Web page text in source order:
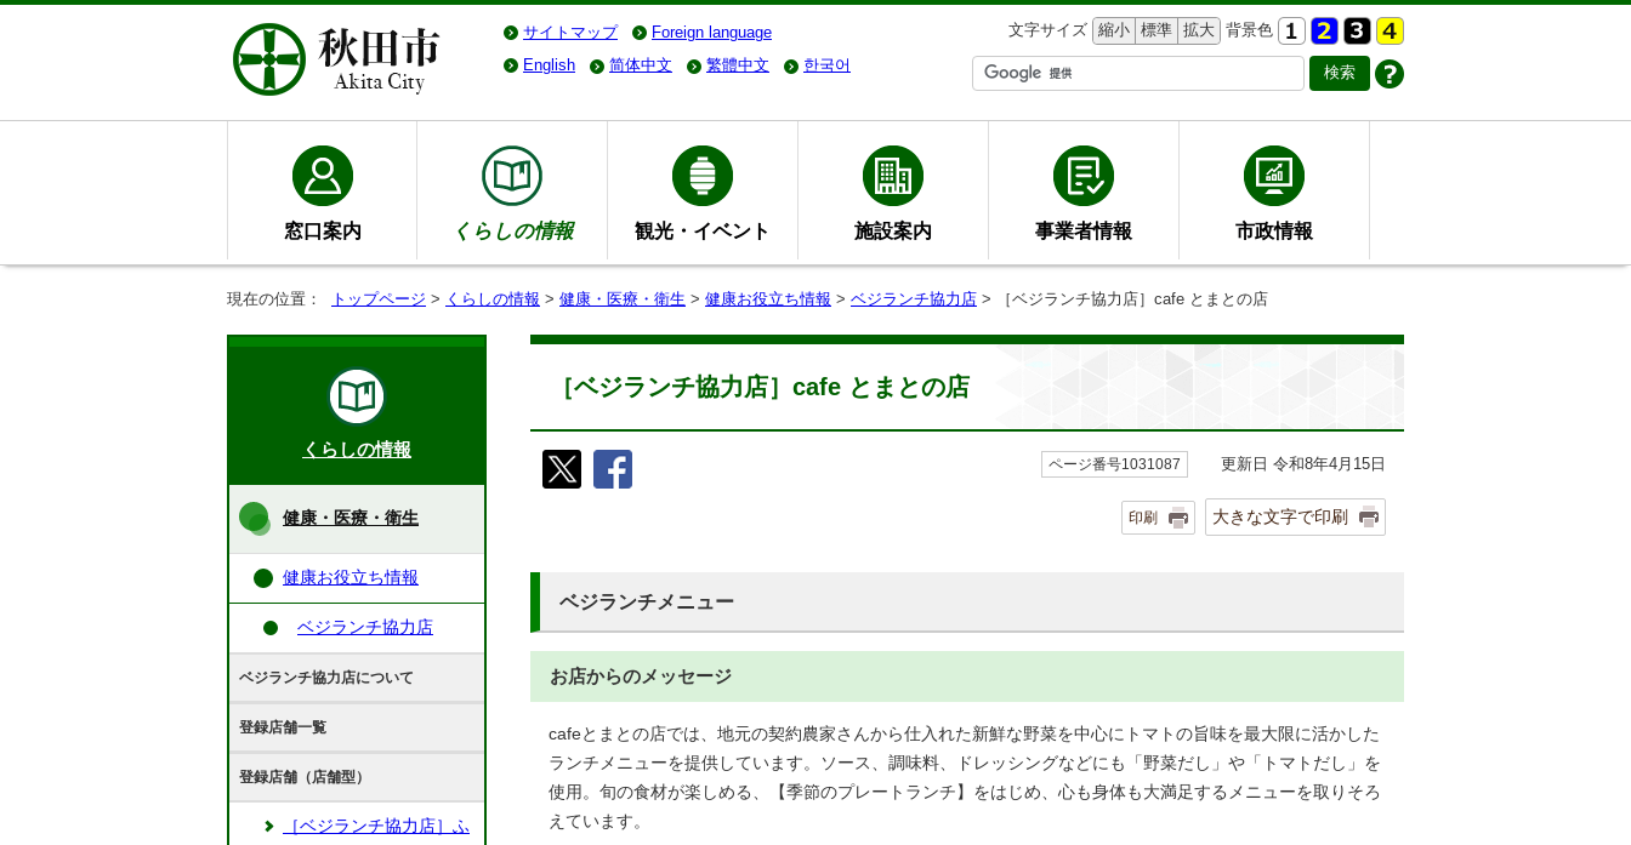
サイトマップ Foreign language 文字サイズ 縮小 標準 拡大 背景色
English
简体中文 繁體中文 한국어
窓口案内 くらしの情報 観光・イベント 施設案内 事業者情報 市政情報
現在の位置： トップページ > くらしの情報 > 健康・医療・衛生 > 健康お役立ち情報 > ベジランチ協力店 > ［ベジランチ協力店］cafe とまとの店
［ベジランチ協力店］cafe とまとの店
ページ番号1031087 更新日 令和8年4月15日
印刷 大きな文字で印刷
ベジランチメニュー
お店からのメッセージ
cafeとまとの店では、地元の契約農家さんから仕入れた新鮮な野菜を中心にトマトの旨味を最大限に活かした
ランチメニューを提供しています。ソース、調味料、ドレッシングなどにも「野菜だし」や「トマトだし」を
使用。旬の食材が楽しめる、【季節のプレートランチ】をはじめ、心も身体も大満足するメニューを取りそろ
えています。
くらしの情報
健康・医療・衛生
健康お役立ち情報
ベジランチ協力店
ベジランチ協力店について
登録店舗一覧
登録店舗（店舗型）
［ベジランチ協力店］ふ